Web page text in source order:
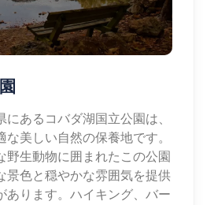
にあるコバダ湖国立公園は、
美しい自然の保養地です。
野生動物に囲まれたこの公園
景色と穏やかな雰囲気を提供
あります。ハイキング、バー